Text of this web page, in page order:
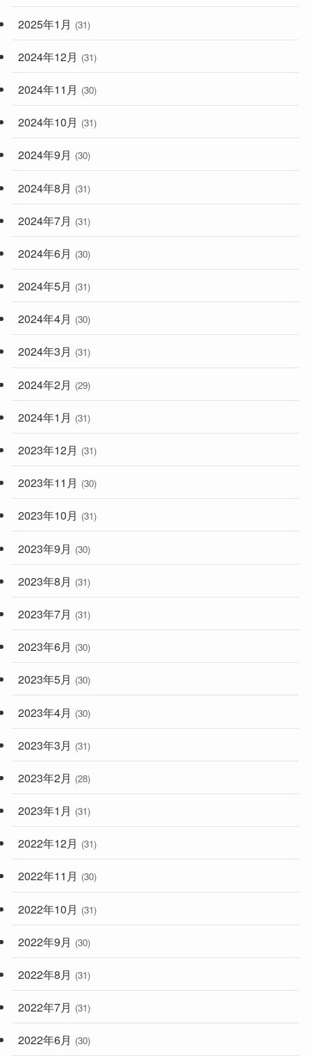
2025年1月 (31)
2024年12月 (31)
2024年11月 (30)
2024年10月 (31)
2024年9月 (30)
2024年8月 (31)
2024年7月 (31)
2024年6月 (30)
2024年5月 (31)
2024年4月 (30)
2024年3月 (31)
2024年2月 (29)
2024年1月 (31)
2023年12月 (31)
2023年11月 (30)
2023年10月 (31)
2023年9月 (30)
2023年8月 (31)
2023年7月 (31)
2023年6月 (30)
2023年5月 (30)
2023年4月 (30)
2023年3月 (31)
2023年2月 (28)
2023年1月 (31)
2022年12月 (31)
2022年11月 (30)
2022年10月 (31)
2022年9月 (30)
2022年8月 (31)
2022年7月 (31)
2022年6月 (30)